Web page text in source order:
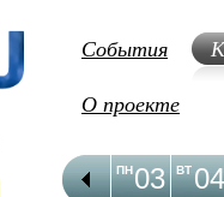
События
О проекте
03
ПН 04
ВТ